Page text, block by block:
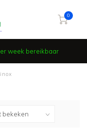
0
week bereikbaar